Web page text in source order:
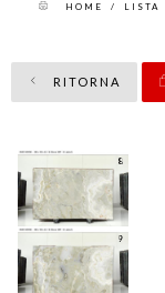
HOME / LISTA
RITORNA
8
9